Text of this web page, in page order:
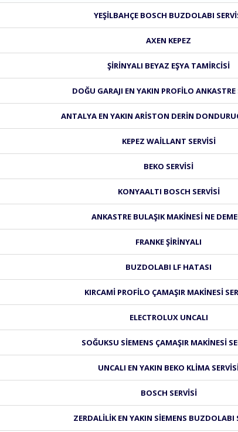
YEŞILBAHÇE BOSCH BUZDOLABI
AXEN KEPEZ
ŞIRINYALI BEYAZ EŞYA TAMIRCISI
DOĞU GARAJI EN YAKIN PROFILO ANKASTRE
ANTALYA EN YAKIN ARISTON DERIN
KEPEZ WAILLANT SERVISI
BEKO SERVISI
KONYAALTI BOSCH SERVISI
ANKASTRE BULAŞIK MAKINESI NE
FRANKE ŞIRINYALI
BUZDOLABI LF HATASI
KIRCAMI PROFILO ÇAMAŞIR MAKINESI
ELECTROLUX UNCALI
SOĞUKSU SIEMENS ÇAMAŞIR MAKINESI
UNCALI EN YAKIN BEKO KLIMA
BOSCH SERVISI
ZERDALILIK EN YAKIN SIEMENS BUZDOLABI